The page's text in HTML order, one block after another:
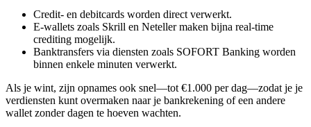
Credit- en debitcards worden direct verwerkt.
E-wallets zoals Skrill en Neteller maken bijna real-time
crediting mogelijk.
Banktransfers via diensten zoals SOFORT Banking worden
binnen enkele minuten verwerkt.
Als je wint, zijn opnames ook snel—tot €1.000 per dag—zodat je je
verdiensten kunt overmaken naar je bankrekening of een andere
wallet zonder dagen te hoeven wachten.